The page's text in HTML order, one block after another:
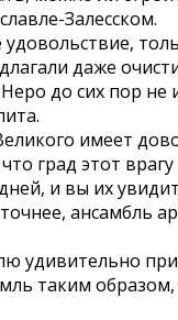
Залесском.
даже
до сих пор не
имеет
град этот
и вы их
ансамбль
таким